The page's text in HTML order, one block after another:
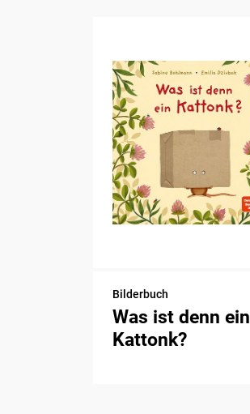
Bilderbuch
Was ist denn ein
Kattonk?